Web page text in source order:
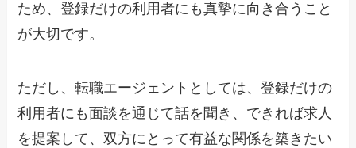
ため、登録だけの利用者にも真摯に向き合うこと
が大切です。
ただし、転職エージェントとしては、登録だけの
利用者にも面談を通じて話を聞き、できれば求人
を提案して、双方にとって有益な関係を築きたい